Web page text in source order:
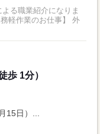
る職業紹介になりま
軽作業のお仕事】 外
歩 1分）
日）...